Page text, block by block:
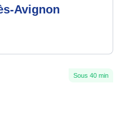
Avignon
Sous 40 min